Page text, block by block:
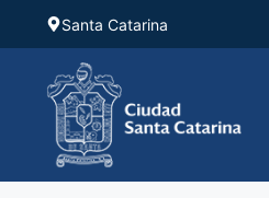
Saltar
contenido
Santa Catarina